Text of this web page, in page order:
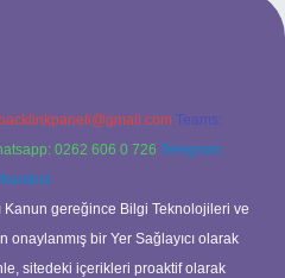
backlinkpaneli@gmail.com Teams:
0262 606 0 726 Telegram:
Kanun gereğince Bilgi Teknolojileri ve
onaylanmış bir Yer Sağlayıcı olarak
sitedeki içerikleri proaktif olarak